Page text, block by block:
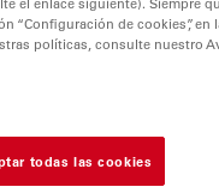
“Configuración de cookies”, en
políticas, consulte nuestro
todas las cookies